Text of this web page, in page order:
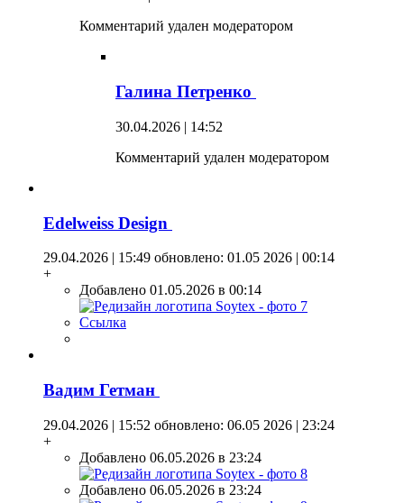
Комментарий удален модератором
Галина Петренко
30.04.2026 | 14:52
Комментарий удален модератором
Edelweiss Design
29.04.2026 | 15:49 обновлено: 01.05 2026 | 00:14
+
Добавлено 01.05.2026 в 00:14
Ссылка
Вадим Гетман
29.04.2026 | 15:52 обновлено: 06.05 2026 | 23:24
+
Добавлено 06.05.2026 в 23:24
Добавлено 06.05.2026 в 23:24